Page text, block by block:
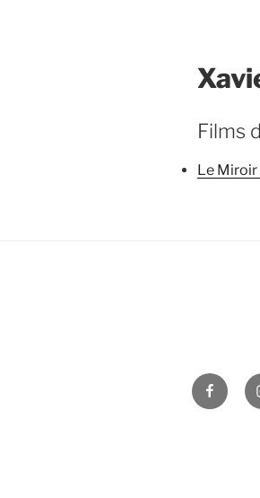
Films
Le Miroir